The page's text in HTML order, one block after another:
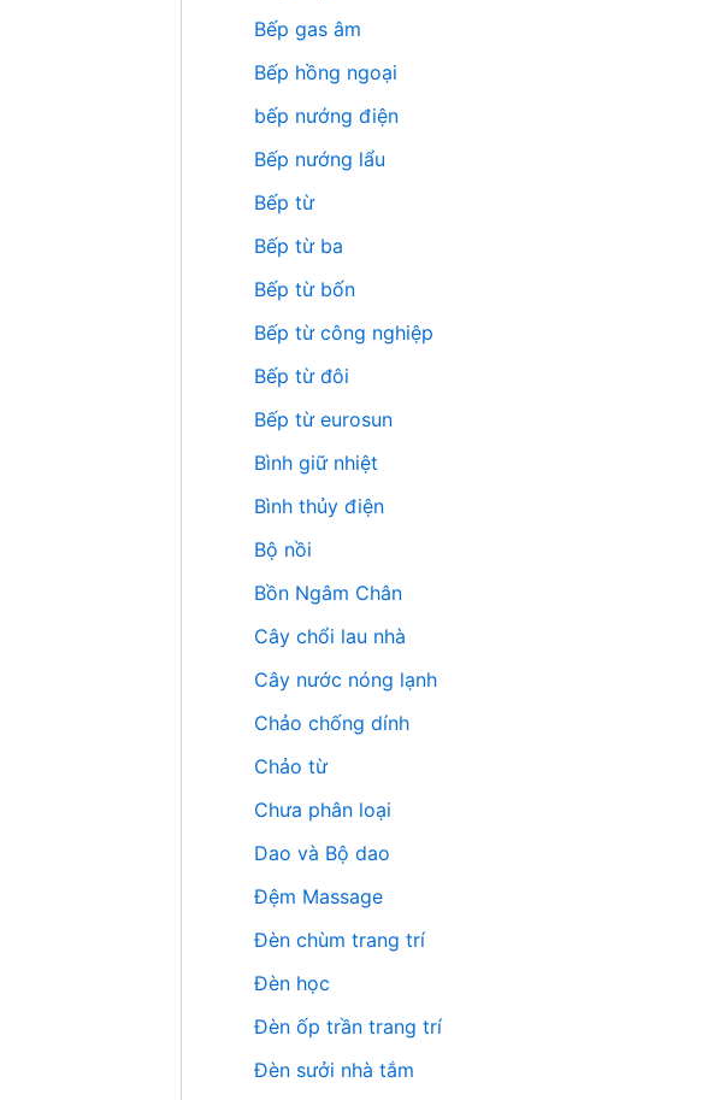
Bếp gas âm
Bếp hồng ngoại
bếp nướng điện
Bếp nướng lẩu
Bếp từ
Bếp từ ba
Bếp từ bốn
Bếp từ công nghiệp
Bếp từ đôi
Bếp từ eurosun
Bình giữ nhiệt
Bình thủy điện
Bộ nồi
Bồn Ngâm Chân
Cây chổi lau nhà
Cây nước nóng lạnh
Chảo chống dính
Chảo từ
Chưa phân loại
Dao và Bộ dao
Đệm Massage
Đèn chùm trang trí
Đèn học
Đèn ốp trần trang trí
Đèn sưởi nhà tắm